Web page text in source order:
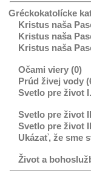
Gréckokatolícke
Kristus naša
Kristus naša
Kristus naša
Očami viery (0)
Prúd živej vody
Svetlo pre život
Svetlo pre život
Svetlo pre život
Ukázať, že sme
Život a